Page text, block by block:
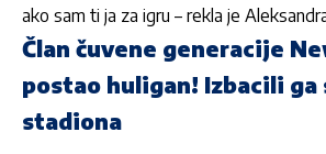
ako sam ti ja za igru – rekla je
Član čuvene generacije
postao huligan! Izbacili ga
stadiona